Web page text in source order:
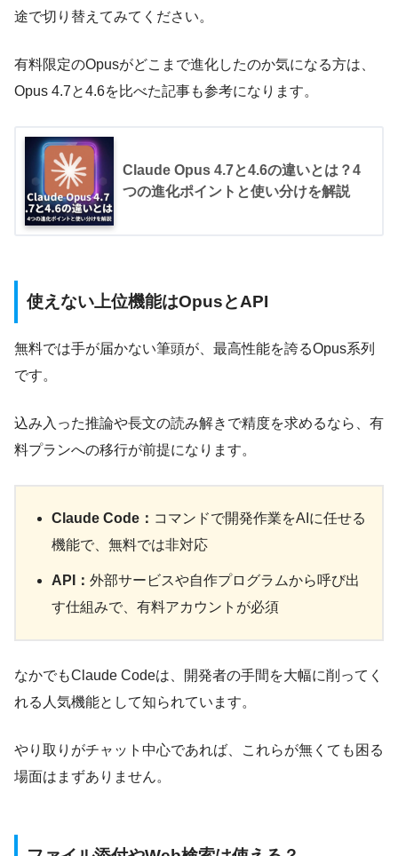
途で切り替えてみてください。
有料限定のOpusがどこまで進化したのか気になる方は、
Opus 4.7と4.6を比べた記事も参考になります。
Claude Opus 4.7と4.6の違いとは？4
つの進化ポイントと使い分けを解説
使えない上位機能はOpusとAPI
無料では手が届かない筆頭が、最高性能を誇るOpus系列
です。
込み入った推論や長文の読み解きで精度を求めるなら、有
料プランへの移行が前提になります。
Claude Code： コマンドで開発作業をAIに任せる
機能で、無料では非対応
API： 外部サービスや自作プログラムから呼び出
す仕組みで、有料アカウントが必須
なかでもClaude Codeは、開発者の手間を大幅に削ってく
れる人気機能として知られています。
やり取りがチャット中心であれば、これらが無くても困る
場面はまずありません。